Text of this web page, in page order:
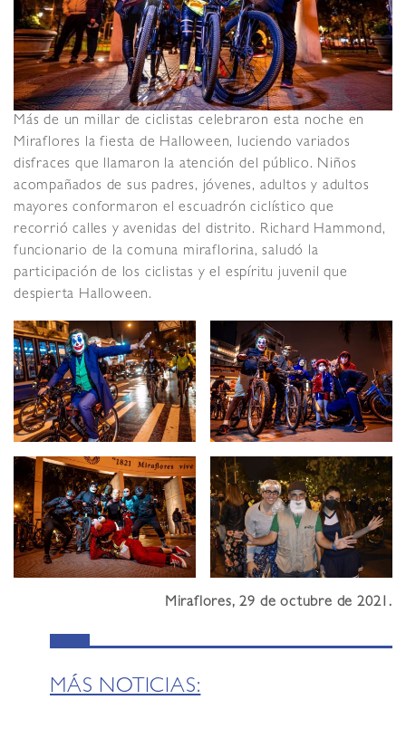
Más de un millar de ciclistas celebraron esta noche en
Miraflores la fiesta de Halloween, luciendo variados
disfraces que llamaron la atención del público. Niños
acompañados de sus padres, jóvenes, adultos y adultos
mayores conformaron el escuadrón ciclístico que
recorrió calles y avenidas del distrito. Richard Hammond,
funcionario de la comuna miraflorina, saludó la
participación de los ciclistas y el espíritu juvenil que
despierta Halloween.
Miraflores, 29 de octubre de 2021.
MÁS NOTICIAS: